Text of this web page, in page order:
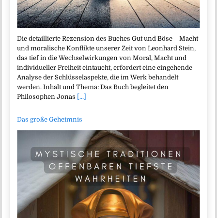
Die detaillierte Rezension des Buches Gut und Böse – Macht
und moralische Konflikte unserer Zeit von Leonhard Stein,
das tief in die Wechselwirkungen von Moral, Macht und
individueller Freiheit eintaucht, erfordert eine eingehende
Analyse der Schlüsselaspekte, die im Werk behandelt
werden. Inhalt und Thema: Das Buch begleitet den
Philosophen Jonas [...]
Das große Geheimnis